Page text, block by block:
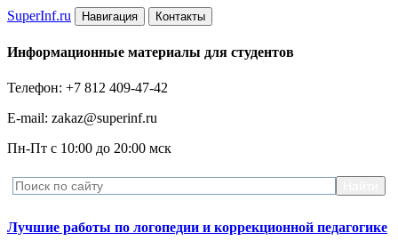
SuperInf.ru Навигация Контакты
Информационные материалы для студентов
Телефон: +7 812 409-47-42
E-mail: zakaz@superinf.ru
Пн-Пт с 10:00 до 20:00 мск
Лучшие работы по логопедии и коррекционной педагогике